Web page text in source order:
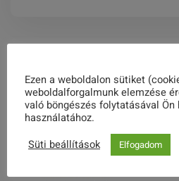
Ezen a weboldalon sütiket
weboldalforgalmunk elemzése
való böngészés folytatásával
használatához.
Süti beállítások
Elfogadom